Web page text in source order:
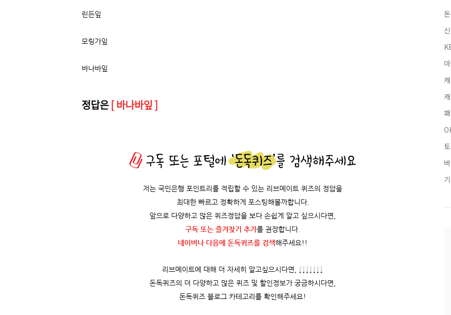
린든잎
모링가잎
바나바잎
정답은 [ 바나바잎 ]
저는 국민은행 포인트리를 적립할 수 있는 리브메이트 퀴즈의 정답을
최대한 빠르고 정확하게 포스팅해볼까합니다.
앞으로 다양하고 많은 퀴즈정답을 보다 손쉽게 알고 싶으시다면,
구독 또는 즐겨찾기 추가를 권장합니다.
네이버나 다음에 돈독퀴즈를 검색해주세요!!
리브메이트에 대해 더 자세히 알고싶으시다면, ↓↓↓↓↓↓↓
돈독퀴즈의 더 다양하고 많은 퀴즈 및 할인정보가 궁금하시다면,
돈독퀴즈 블로그 카테고리를 확인해주세요!